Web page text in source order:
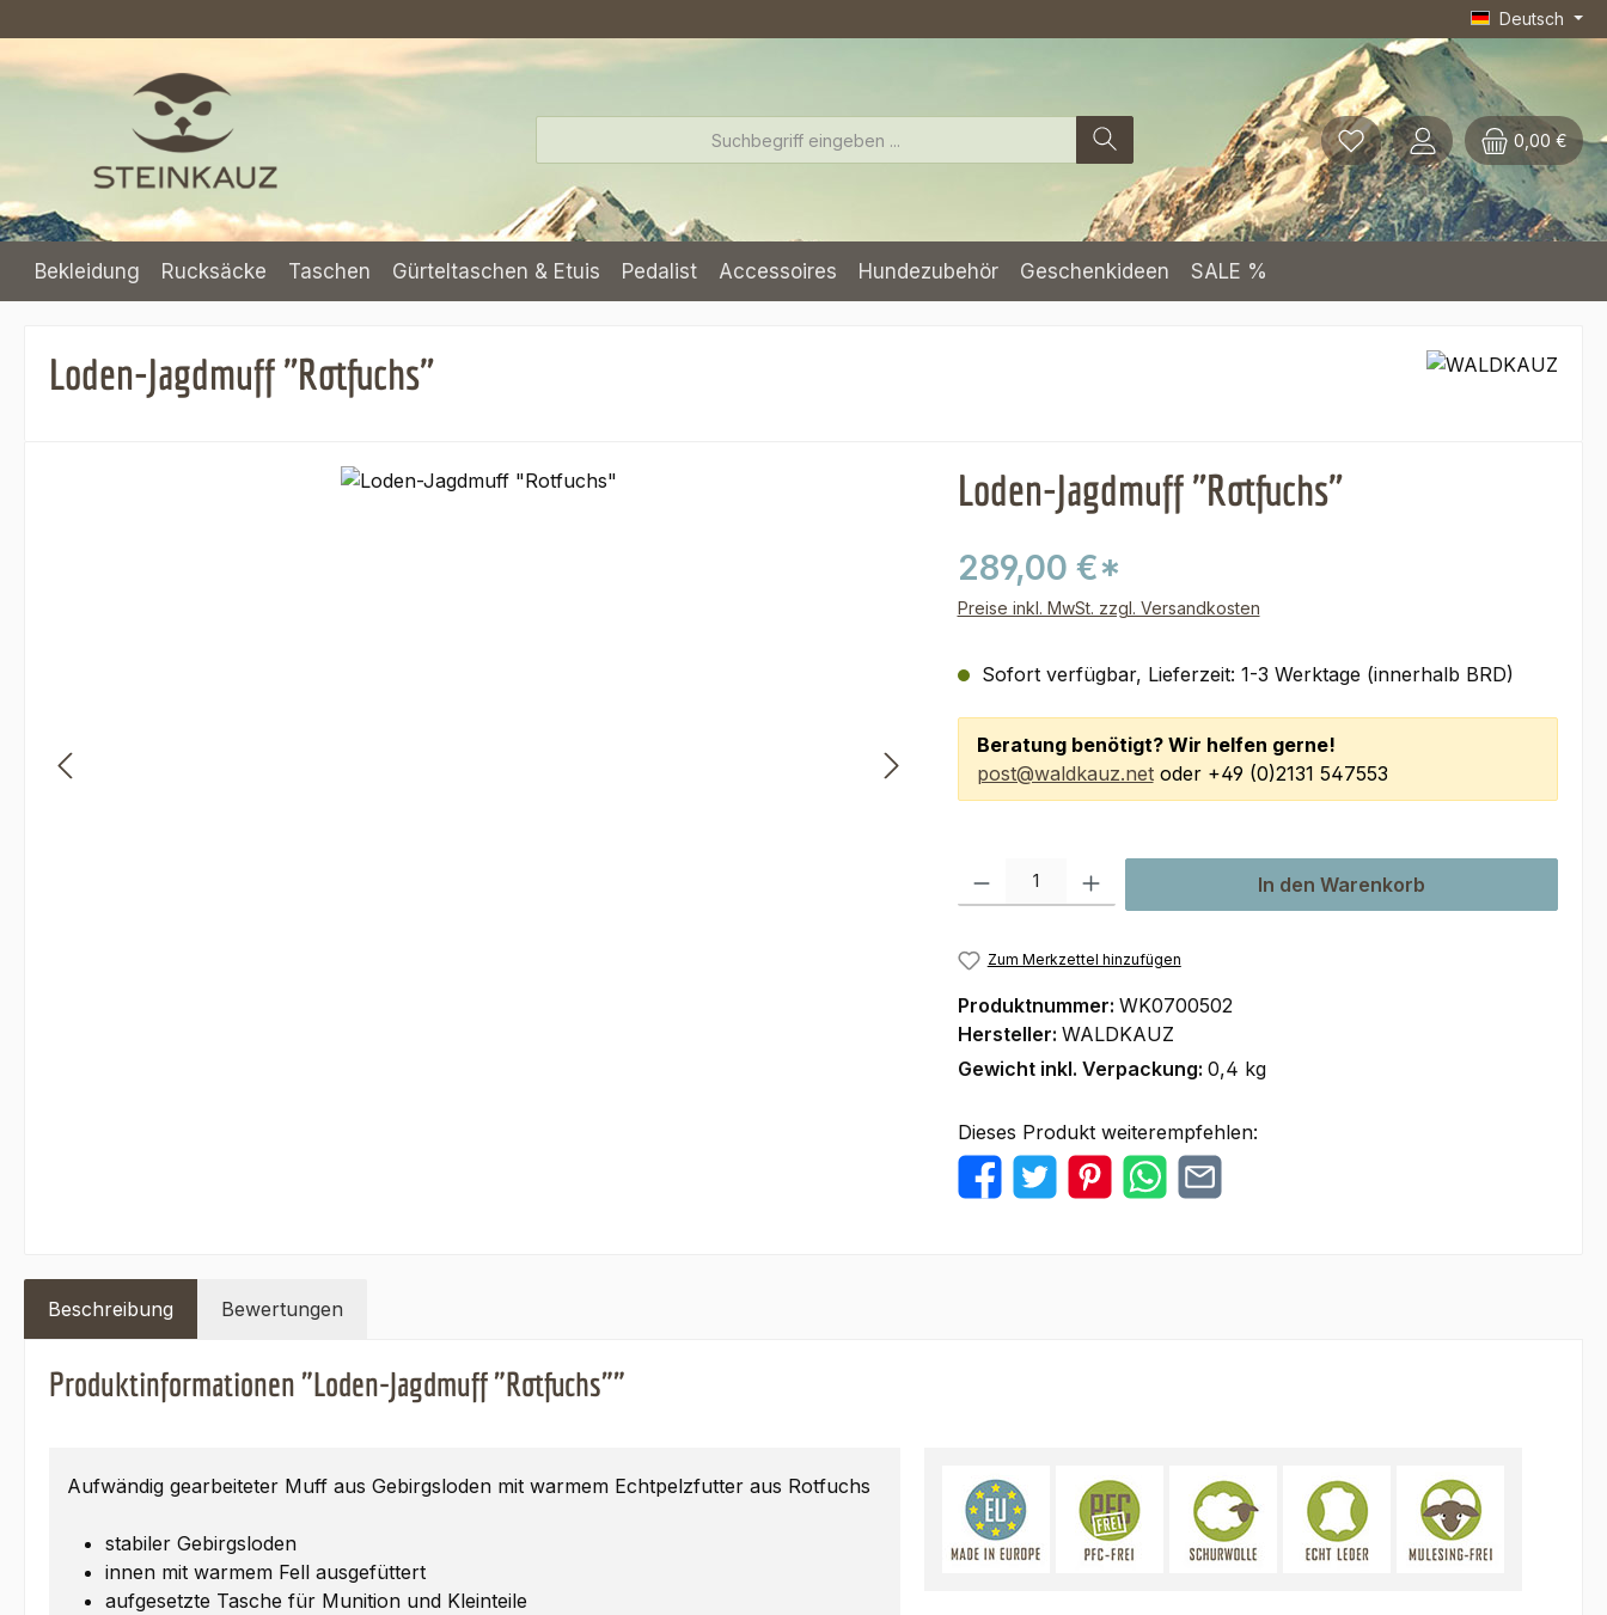
Deutsch
0,00 €
Bekleidung Rucksäcke Taschen Gürteltaschen & Etuis Pedalist Accessoires Hundezubehör Geschenkideen SALE %
Loden-Jagdmuff "Rotfuchs"
Loden-Jagdmuff "Rotfuchs"
289,00 €*
Preise inkl. MwSt. zzgl. Versandkosten
Sofort verfügbar, Lieferzeit: 1-3 Werktage (innerhalb BRD)
Beratung benötigt? Wir helfen gerne!
post@waldkauz.netoder +49 (0)2131 547553
Produkt Anzahl: Gib den gewünschten Wert ein oder benutze die Schaltflächen
In den Warenkorb
Zum Merkzettel hinzufügen
Produktnummer: WK0700502
Hersteller: WALDKAUZ
Gewicht inkl. Verpackung: 0,4 kg
Dieses Produkt weiterempfehlen:
Beschreibung Bewertungen
Produktinformationen "Loden-Jagdmuff "Rotfuchs""
Aufwändig gearbeiteter Muff aus Gebirgsloden mit warmem Echtpelzfutter aus Rotfuchs
stabiler Gebirgsloden
innen mit warmem Fell ausgefüttert
aufgesetzte Tasche für Munition und Kleinteile